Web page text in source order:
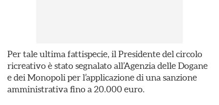
Per tale ultima fattispecie, il Presidente del circolo
ricreativo è stato segnalato all’Agenzia delle Dogane
e dei Monopoli per l’applicazione di una sanzione
amministrativa fino a 20.000 euro.